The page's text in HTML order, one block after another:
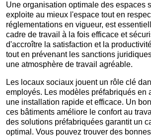
Une organisation optimale des espaces
exploite au mieux l'espace tout en
réglementations en vigueur, est
cadre de travail à la fois efficace et
d'accroître la satisfaction et la
tout en prévenant les sanctions
une atmosphère de travail agréable.
Les locaux sociaux jouent un rôle clé
employés. Les modèles préfabriqués en
une installation rapide et efficace. Un
ces bâtiments améliore le confort au
des solutions préfabriquées garantit un
optimal. Vous pouvez trouver des